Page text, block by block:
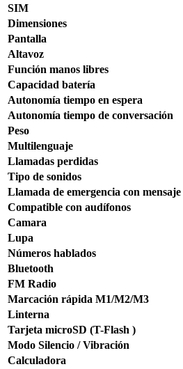
SIM
Dimensiones
Pantalla
Altavoz
Función manos libres
Capacidad batería
Autonomía tiempo en espera
Autonomía tiempo de conversación
Peso
Multilenguaje
Llamadas perdidas
Tipo de sonidos
Llamada de emergencia con mensaje
Compatible con audífonos
Camara
Lupa
Números hablados
Bluetooth
FM Radio
Marcación rápida M1/M2/M3
Linterna
Tarjeta microSD (T-Flash )
Modo Silencio / Vibración
Calculadora